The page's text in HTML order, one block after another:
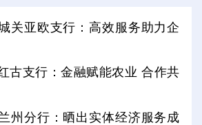
关亚欧支行：高效服务助力企
古支行：金融赋能农业 合作共
州分行：晒出实体经济服务成